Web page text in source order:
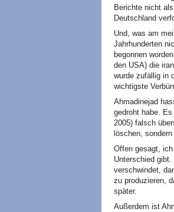
Berichte nicht
Deutschland
Und, was am
Jahrhunderten
begonnen
den USA) die
wurde zufällig in
wichtigste
Ahmadinejad
gedroht habe.
2005) falsch
löschen,
Offen gesagt,
Unterschied
verschwindet,
zu produzieren,
später.
Außerdem ist